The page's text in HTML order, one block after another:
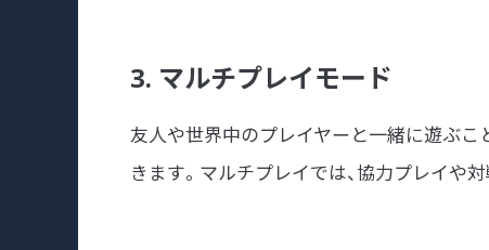
3. マルチプレイモード
友人や世界中のプレイヤーと一緒に遊ぶこ
きます。マルチプレイでは、協力プレイや